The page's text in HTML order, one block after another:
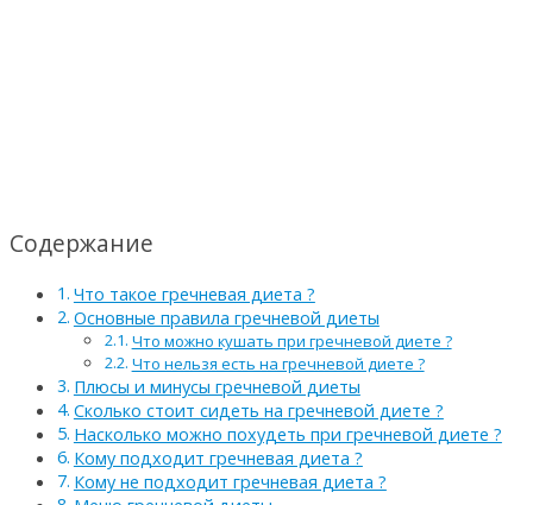
Содержание
Что такое гречневая диета ?
Основные правила гречневой диеты
Что можно кушать при гречневой диете ?
Что нельзя есть на гречневой диете ?
Плюсы и минусы гречневой диеты
Сколько стоит сидеть на гречневой диете ?
Насколько можно похудеть при гречневой диете ?
Кому подходит гречневая диета ?
Кому не подходит гречневая диета ?